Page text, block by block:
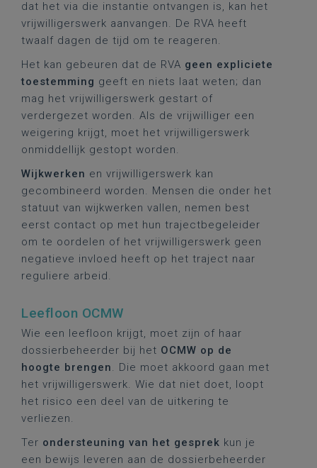
dat het via die instantie ontvangen is, kan het
vrijwilligerswerk aanvangen. De RVA heeft
twaalf dagen de tijd om te reageren.
Het kan gebeuren dat de RVA geen expliciete
toestemming geeft en niets laat weten; dan
mag het vrijwilligerswerk gestart of
verdergezet worden. Als de vrijwilliger een
weigering krijgt, moet het vrijwilligerswerk
onmiddellijk gestopt worden.
Wijkwerken en vrijwilligerswerk kan
gecombineerd worden. Mensen die onder het
statuut van wijkwerken vallen, nemen best
eerst contact op met hun trajectbegeleider
om te oordelen of het vrijwilligerswerk geen
negatieve invloed heeft op het traject naar
reguliere arbeid.
Leefloon OCMW
Wie een leefloon krijgt, moet zijn of haar
dossierbeheerder bij het OCMW op de
hoogte brengen. Die moet akkoord gaan met
het vrijwilligerswerk. Wie dat niet doet, loopt
het risico een deel van de uitkering te
verliezen.
Ter ondersteuning van het gesprek kun je
een bewijs leveren aan de dossierbeheerder